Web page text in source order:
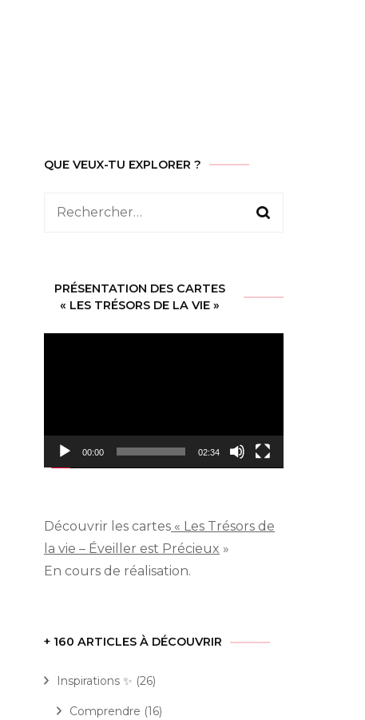
QUE VEUX-TU EXPLORER ?
Rechercher :
PRÉSENTATION DES CARTES
« LES TRÉSORS DE LA VIE »
00:00 02:34
Découvrir les cartes « Les Trésors de
la vie – Éveiller est Précieux »
En cours de réalisation.
+ 160 ARTICLES À DÉCOUVRIR
Inspirations ✨ (26)
Comprendre (16)